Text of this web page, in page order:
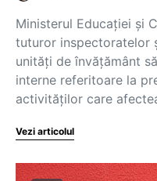
Ministerul Educației și
tuturor inspectoratelor
unități de învățământ
interne referitoare la
activităților care
Vezi articolul